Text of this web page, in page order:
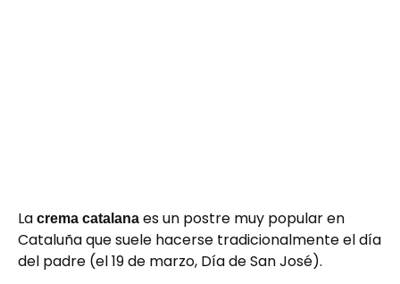
La crema catalana es un postre muy popular en
Cataluña que suele hacerse tradicionalmente el día
del padre (el 19 de marzo, Día de San José).